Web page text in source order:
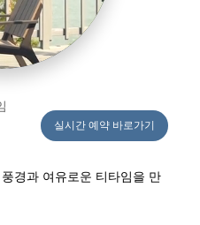
실시간 예약 바로가기
경과여유로운 티타임을 만